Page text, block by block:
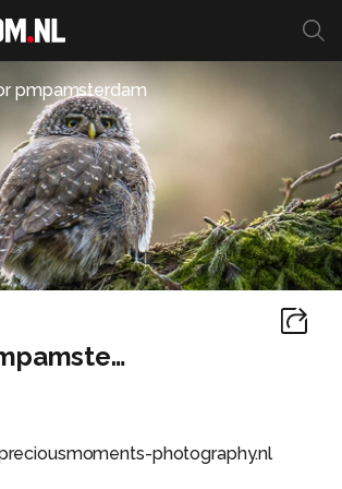
pmpamsterdam
pmpamsterdam
photography.nl